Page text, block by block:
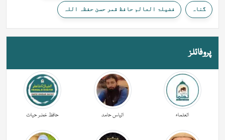
گناہ فضیلۃ العالم حافظ قمر حسن حفظہ اللہ
پروفائلز
العلماء الیاس حامد حافظ خضر حیات